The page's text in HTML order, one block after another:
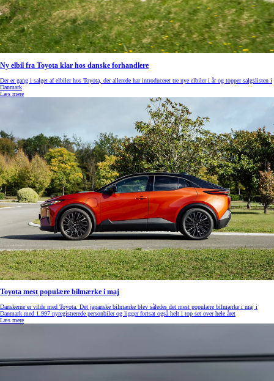
Ny elbil fra Toyota klar hos danske forhandlere
Der er gang i salget af elbiler hos Toyota, der allerede har introduceret tre nye elbiler i år og topper salgslisten i
Danmark
Læs mere
Toyota mest populære bilmærke i maj
Danskerne er vilde med Toyota. Det japanske bilmærke blev således det mest populære bilmærke i maj i
Danmark med 1.997 nyregistrerede personbiler og ligger fortsat også helt i top set over hele året
Læs mere